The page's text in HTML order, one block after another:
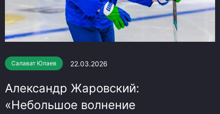
Салават Юлаев 22.03.2026
Александр Жаровский:
«Небольшое волнение